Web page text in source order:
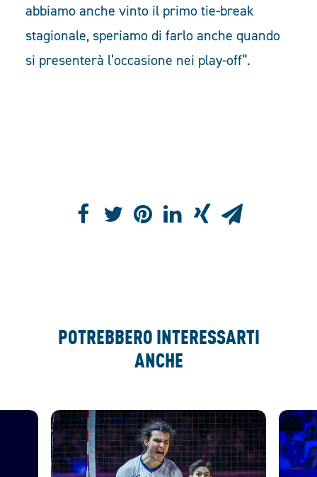
abbiamo anche vinto il primo tie-break
stagionale, speriamo di farlo anche quando
si presenterà l’occasione nei play-off”.
POTREBBERO INTERESSARTI
ANCHE